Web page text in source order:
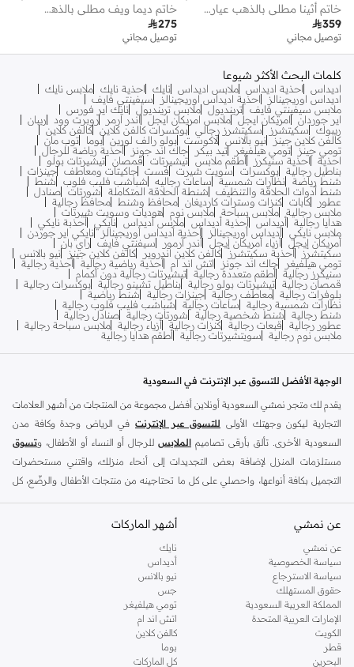
خاتم أثينا مطلي بالذهب عيار 18 قيراط
359
توصيل مجاني
خاتم ديما ويف مطلي بالذهب عيار 18 قيراط
275
توصيل مجاني
كلمات البحث الأكثر شيوعا
اديداس احذية اديداس ملابس اديداس نايك احذية نايك ملابس نايك
اديداس اوريجينالز
احذية اديداس اوريجينالز
سيفينتي فايف
ملابس سيفينتي فايف ترينديول ملابس ترينديول نايك اير فورس
اير جوردان
امريكان ايجل ملابس امريكان ايجل اندر ارمر روبرت وود
ريبان
ريبوك
سكيتشرز سكيتشرز رجالي بوكسرات كالفن كلاين كالفن كلاين
كالفن كلاين جينز نيو بالانس لاكوست بولو رالف لورين بوما
توب مان
تومي جينز تومي هيلفيغر تيد بيكر جاك اند جونز
أحذية رياضة للرجال
احذية
احذية سنيكرز أطقم ملابس تيشيرتات قمصان تيشيرتات بولو
بناطيل رجالية بوكسرات سويت شيرت فست جاكيتات ومعاطف جينزات
شنط رياضة نظارات شمسية ساعات رجاليه شباشب فليب فلوب
شنط
شنط أدوات الحلاقة والتنظيف
شنطة الحلاقة المتكاملة شورتات صنادل
عطور
كابات كنزات وسترات كارديغان محافظ وشنط
محافظ رجالية
ملابس رجالية ملابس سباحة ملابس نوم
هوديات وسويت شيرتات
هدايا رجالية أديداس أحذية أديداس ملابس أديداس نايكي أحذبة نايكي
ملابس نايكي أديداس أوريجينالز أحذية أديداس أوريجينالز
نايكي اير جوردن
أمريكان إيجل أزياء أمريكان إيجل أندر آرمور سيفنتي فايف راي بان
سكيتشرز
أحذية سكيتشرز كالفن كلاين اندروير كالفن كلاين جينز
نيو بالانس
تومي هيلفيغر
جاك اند جونز اتش اند ام أحذية رياضية رجالية أحذية رجالية
سنيكرز رجالية أطقم متعددة رجالية تيشيرتات رجالية دون أكمام
قمصان رجالية تيشيرتات بولو رجالية بناطيل تشينو رجالية بوكسرات رجالية
بلوفرات رجالية معاطف رجالية جينزات رجالية
شنط رياضية
نظارات شمسية رجالية
ساعات رجالية
شباشب فليب فلوب رجالية
شنط رجالية
شنط شخصية رجالية شورتات رجالية صنادل رجالية
عطور رجالية
قبعات رجالية كنزات رجالية أزياء رجالية ملابس سباحة رجالية
ملابس نوم رجالية
سويتشيرتات رجالية أطقم هدايا رجالية
الوجهة الأفضل للتسوق عبر الإنترنت في السعودية
يقدم لك متجر نمشي السعودية أونلاين أفضل مجموعة من المنتجات من أشهر العلامات
التجارية ليكون وجهتك الأولى للتسوق عبر الإنترنت في الرياض وجدة وكافة مدن
السعودية الأخرى. تألق بأرقى تصاميم الملابس للرجال أو النساء أو الأطفال، وتسوق
مستلزمات المنزل لإضافة بعض التجديدات إلى أنحاء منزلك، واقتني مستحضرات
التجميل بكافة أنواعها، واحصلي على كل ما تحتاجينه من منتجات الأطفال والرضّع، كل
أفضل العلامات التجارية في السعودية
يضم متجر نمشي السعودية أونلاين مجموعة ضخمة من المنتجات من أفضل العلامات
التجارية، بداية من الأزياء وحتى مستلزمات المنزل. ستجد لدينا كل ما ترغب به من
الملابس والأحذية والإكسسوارات وكافة احتياجاتك الأخرى من علامات رائدة مثل:
ديفاكتو ، و ديزل، وبيير كاردان تومي هيلفيغر، وريفر ايلاند
ومايكل كورس ، وبيفرلي هيلز بولو كلوب ، وأمريكان إيجل
لورين
عن نمشي
عن نمشي
سياسة الخصوصية
سياسة الاسترجاع
حقوق المستهلك
المملكة العربية السعودية
الإمارات العربية المتحدة
الكويت
قطر
البحرين
أشهر الماركات
نايك
أديداس
نيو بالانس
جس
تومي هيلفيغر
اتش اند ام
كالفن كلاين
بوما
كل الماركات